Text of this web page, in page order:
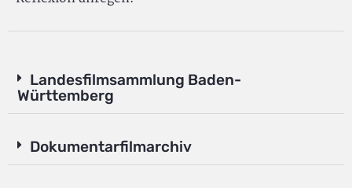
Landesfilmsammlung Baden-
Württemberg
Dokumentarfilmarchiv